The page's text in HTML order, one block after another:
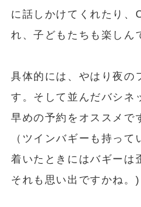
に話しかけてくれたり、
れ、子どもたちも楽しん
具体的には、やはり夜の
す。そして並んだバシネ
早めの予約をオススメで
（ツインバギーも持っ
着いたときにはバギーは
それも思い出ですかね。)